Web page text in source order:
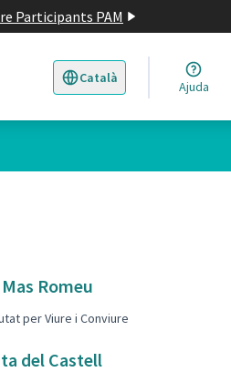
Participants PAM
Català
Triar la llengua Elegir el idioma
Ajuda
Romeu
per Viure i Conviure
del Castell